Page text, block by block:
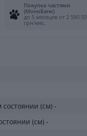
Покупка частями
(МоноБанк)
до 5 месяцев от 2 590.50
грн/мес.
(см) -
(см) -